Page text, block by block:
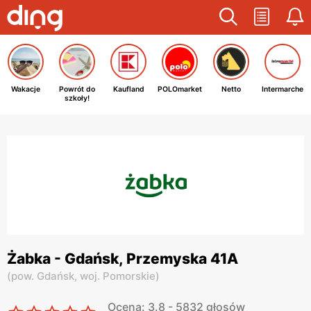
Wakacje
Powrót do
szkoły!
Kaufland POLOmarket Netto Intermarche
Żabka - Gdańsk, Przemyska 41A
(pow. Gdańsk, woj. Pomorskie)
Ocena: 3.8 - 5832 głosów